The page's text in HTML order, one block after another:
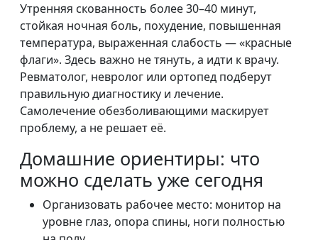
Утренняя скованность более 30–40 минут,
стойкая ночная боль, похудение, повышенная
температура, выраженная слабость — «красные
флаги». Здесь важно не тянуть, а идти к врачу.
Ревматолог, невролог или ортопед подберут
правильную диагностику и лечение.
Самолечение обезболивающими маскирует
проблему, а не решает её.
Домашние ориентиры: что
можно сделать уже сегодня
Организовать рабочее место: монитор на
уровне глаз, опора спины, ноги полностью